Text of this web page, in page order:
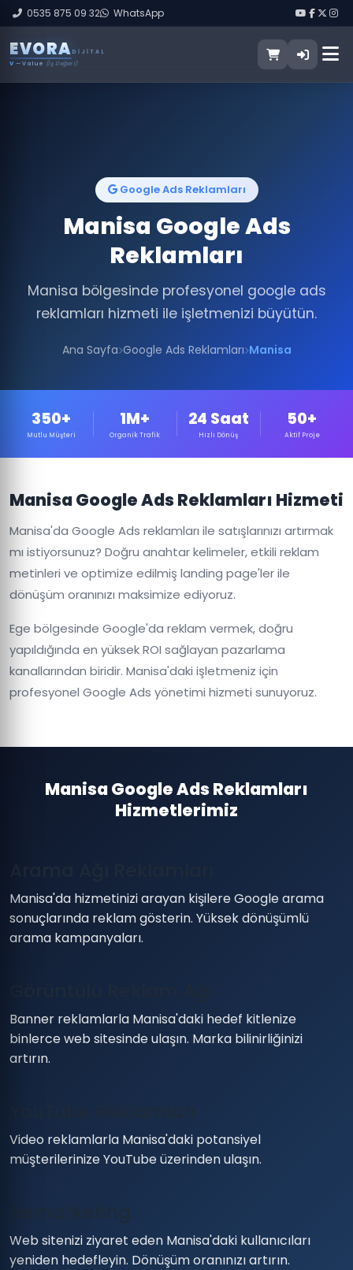
0535 875 09 32 WhatsApp
EVORA DIJITAL
V — Value (İş Değeri)
Google Ads Reklamları
Manisa Google Ads
Reklamları
Manisa bölgesinde profesyonel google ads
reklamları hizmeti ile işletmenizi büyütün.
Ana Sayfa Google Ads Reklamları Manisa
350+
Mutlu Müşteri
1M+
Organik Trafik
24 Saat
Hızlı Dönüş
50+
Aktif Proje
Manisa Google Ads Reklamları Hizmeti
Manisa'da Google Ads reklamları ile satışlarınızı artırmak
mı istiyorsunuz? Doğru anahtar kelimeler, etkili reklam
metinleri ve optimize edilmiş landing page'ler ile
dönüşüm oranınızı maksimize ediyoruz.
Ege bölgesinde Google'da reklam vermek, doğru
yapıldığında en yüksek ROI sağlayan pazarlama
kanallarından biridir. Manisa'daki işletmeniz için
profesyonel Google Ads yönetimi hizmeti sunuyoruz.
Manisa Google Ads Reklamları
Hizmetlerimiz
Manisa'da hizmetinizi arayan kişilere Google arama
sonuçlarında reklam gösterin. Yüksek dönüşümlü
arama kampanyaları.
Banner reklamlarla Manisa'daki hedef kitlenize
binlerce web sitesinde ulaşın. Marka bilinirliğinizi
artırın.
Video reklamlarla Manisa'daki potansiyel
müşterilerinize YouTube üzerinden ulaşın.
Web sitenizi ziyaret eden Manisa'daki kullanıcıları
yeniden hedefleyin. Dönüşüm oranınızı artırın.